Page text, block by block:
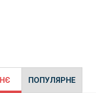
ПОПУЛЯРНЕ